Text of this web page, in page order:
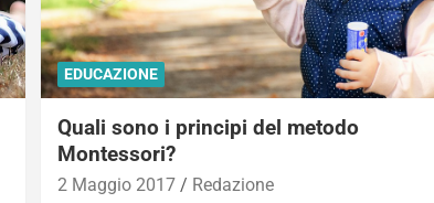
EDUCAZIONE
Quali sono i principi del metodo
Montessori?
2 Maggio 2017
Redazione